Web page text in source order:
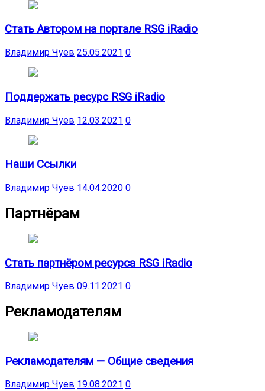
Стать Автором на портале RSG iRadio
Владимир Чуев 25.05.2021 0
Поддержать ресурс RSG iRadio
Владимир Чуев 12.03.2021 0
Наши Ссылки
Владимир Чуев 14.04.2020 0
Партнёрам
Стать партнёром ресурса RSG iRadio
Владимир Чуев 09.11.2021 0
Рекламодателям
Рекламодателям — Общие сведения
Владимир Чуев 19.08.2021 0